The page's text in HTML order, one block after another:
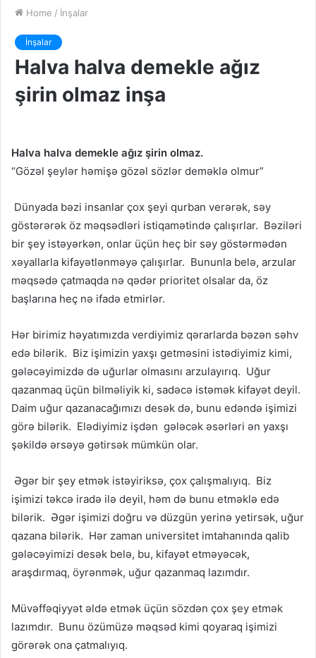
Home / İnşalar
İnşalar
Halva halva demekle ağız
şirin olmaz inşa
Halva halva demekle ağız şirin olmaz.
“Gözəl şeylər həmişə gözəl sözlər deməklə olmur”
Dünyada bəzi insanlar çox şeyi qurban verərək, səy
göstərərək öz məqsədləri istiqamətində çalışırlar. Bəziləri
bir şey istəyərkən, onlar üçün heç bir səy göstərmədən
xəyallarla kifayətlənməyə çalışırlar. Bununla belə, arzular
məqsədə çatmaqda nə qədər prioritet olsalar da, öz
başlarına heç nə ifadə etmirlər.
Hər birimiz həyatımızda verdiyimiz qərarlarda bəzən səhv
edə bilərik. Biz işimizin yaxşı getməsini istədiyimiz kimi,
gələcəyimizdə də uğurlar olmasını arzulayırıq. Uğur
qazanmaq üçün bilməliyik ki, sadəcə istəmək kifayət deyil.
Daim uğur qazanacağımızı desək də, bunu edəndə işimizi
görə bilərik. Elədiyimiz işdən gələcək əsərləri ən yaxşı
şəkildə ərsəyə gətirsək mümkün olar.
Əgər bir şey etmək istəyiriksə, çox çalışmalıyıq. Biz
işimizi təkcə iradə ilə deyil, həm də bunu etməklə edə
bilərik. Əgər işimizi doğru və düzgün yerinə yetirsək, uğur
qazana bilərik. Hər zaman universitet imtahanında qalib
gələcəyimizi desək belə, bu, kifayət etməyəcək,
araşdırmaq, öyrənmək, uğur qazanmaq lazımdır.
Müvəffəqiyyət əldə etmək üçün sözdən çox şey etmək
lazımdır. Bunu özümüzə məqsəd kimi qoyaraq işimizi
görərək ona çatmalıyıq.